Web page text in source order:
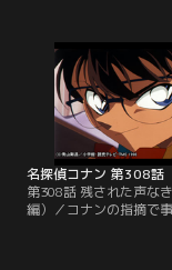
ープに付着していた綿
と犯人に気づく。早速
針を打ち込もうとする
なぜか麻酔針が出ない
ナンは小五郎に事件の
ることに。
名探偵コナン 第308話
第308話 残された声な
編）／コナンの指摘で